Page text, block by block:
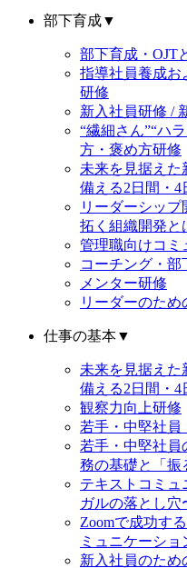
部下育成▼
部下育成・OJT
指導社員養成お
研修
新入社員研修 /
“繊細さん”“ハ
方・褒め方研修
未来を見据えた
備える2日間・4
リーダーシッ
拓く組織開発と
管理職向けコミ
コーチング・部
メンター研修
リーダーのた
仕事の基本▼
未来を見据えた
備える2日間・4
観察力向上研修
若手・中堅社
若手・中堅社
務の基礎と「振
テキストコミ
ガルの落とし穴
Zoomで成功す
ミュニケーシ
新入社員のため